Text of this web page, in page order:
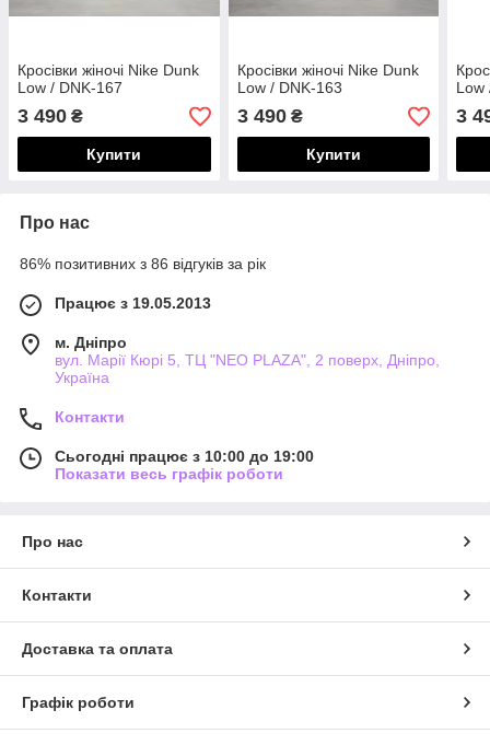
Кросівки жіночі Nike Dunk
Low / DNK-167
3 490 ₴
Купити
Кросівки жіночі Nike Dunk
Low / DNK-163
3 490₴
Купити
Low
3
Про нас
86% позитивних з 86 відгуків за рік
Працює з 19.05.2013
м. Дніпро
вул. Марії Кюрі 5, ТЦ "NEO PLAZA", 2 поверх, Дніпро,
Україна
Контакти
Сьогодні працює з 10:00 до 19:00
Показати весь графік роботи
Про нас
Контакти
Доставка та оплата
Графік роботи